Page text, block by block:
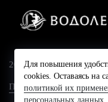
2024 © Компания
Политика
Для повышения
cookies. Оставаясь на
политикой их
персональных данных